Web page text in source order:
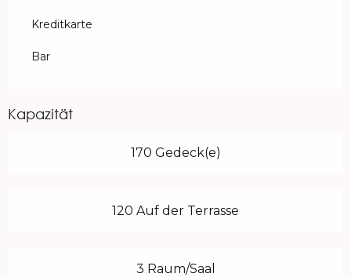
Kreditkarte
Bar
Kapazität
170 Gedeck(e)
120 Auf der Terrasse
3 Raum/Saal